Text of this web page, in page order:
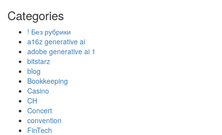
Categories
! Без рубрики
a16z generative ai
adobe generative ai 1
bitstarz
blog
Bookkeeping
Casino
CH
Concert
convention
FinTech